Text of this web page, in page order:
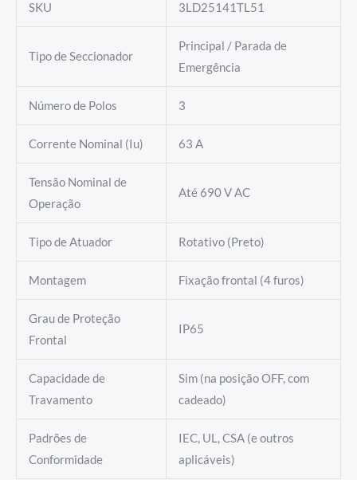
SKU 3LD25141TL51
Tipo de Seccionador
Principal / Parada de
Emergência
Número de Polos 3
Corrente Nominal (Iu) 63 A
Tensão Nominal de
Operação
Até 690 V AC
Tipo de Atuador Rotativo (Preto)
Montagem Fixação frontal (4 furos)
Grau de Proteção
Frontal
IP65
Capacidade de
Travamento
Sim (na posição OFF, com
cadeado)
Padrões de
Conformidade
IEC, UL, CSA (e outros
aplicáveis)